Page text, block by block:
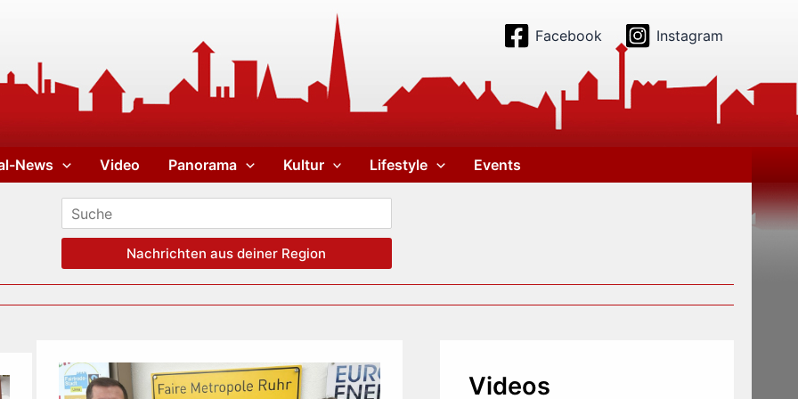
Facebook Instagram
News Video Panorama Kultur Lifestyle Events
Nachrichten aus deiner Region
Videos